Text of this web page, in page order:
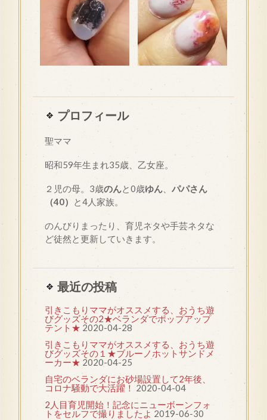
プロフィール
聖ママ
昭和59年生まれ35歳、乙女座。
２児の母。3歳のんと0歳ゆん
パパさん
（40）
と4人家族。
のんびりまったり、育児ネタや手芸ネタな
ど徒然と更新していきます。
最近の投稿
引きこもりママがオススメする、おうち遊
びグッズその2★ベランダでポップアップ
テント★ 2020-04-28
引きこもりママがオススメする、おうち遊
びグッズその１★ブルーノホットサンドメ
ーカー★ 2020-04-25
自宅のベランダにお砂場設置して2年後、
コロナ騒動で大活躍！ 2020-04-04
2人目育児開始！記念にニューボーンフォ
トをセルフで撮りましたよ 2019-06-30